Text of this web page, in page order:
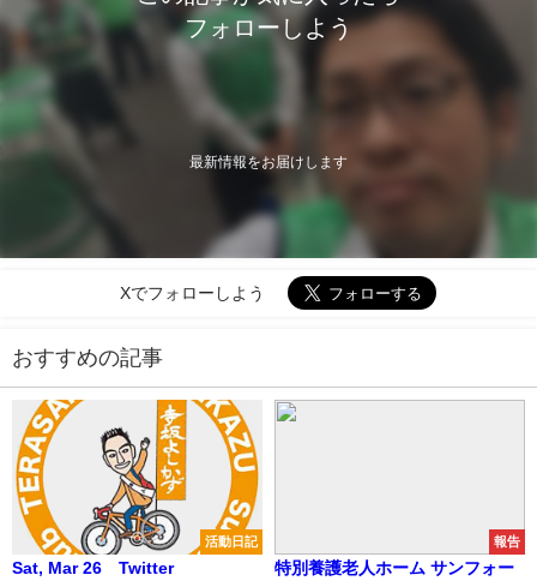
フォローしよう
最新情報をお届けします
Xでフォローしよう
おすすめの記事
活動日記
Sat, Mar 26 Twitter
報告
特別養護老人ホーム サンフォー